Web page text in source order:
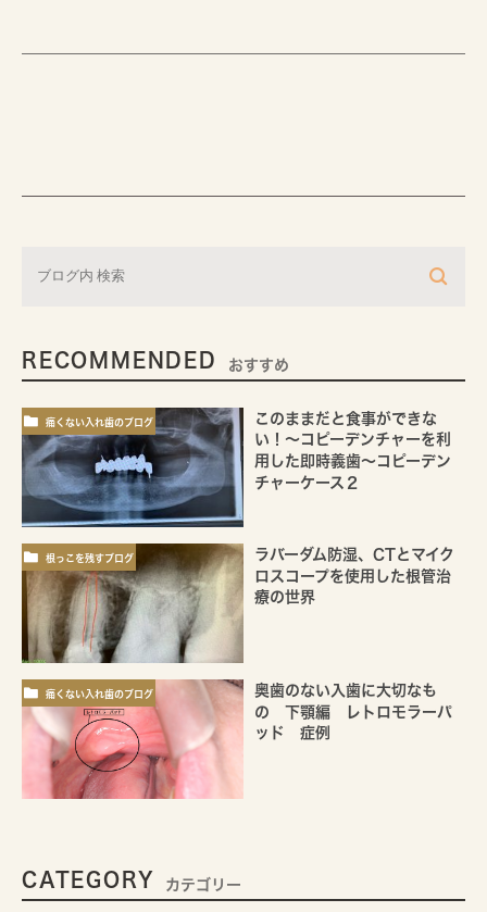
RECOMMENDED おすすめ
痛くない入れ歯のブログ
このままだと食事ができな
い！～コピーデンチャーを利
用した即時義歯～コピーデン
チャーケース２
根っこを残すブログ
ラバーダム防湿、CTとマイク
ロスコープを使用した根管治
療の世界
痛くない入れ歯のブログ
奥歯のない入歯に大切なも
の 下顎編 レトロモラーパ
ッド 症例
CATEGORY カテゴリー